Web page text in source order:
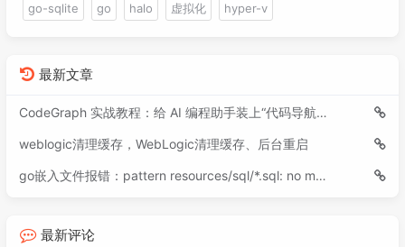
go-sqlite go halo 虚拟化 hyper-v
最新文章
CodeGraph 实战教程：给 AI 编程助手装上“代码导航仪”
weblogic清理缓存，WebLogic清理缓存、后台重启
go嵌入文件报错：pattern resources/sql/*.sql: no matching files found
最新评论